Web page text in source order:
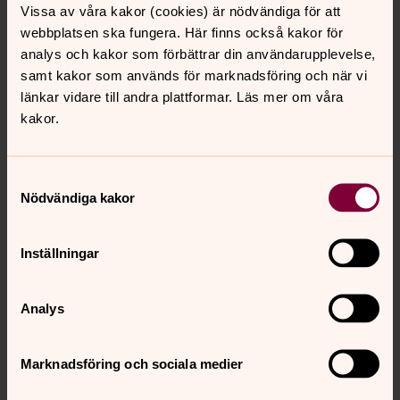
Vissa av våra kakor (cookies) är nödvändiga för att
webbplatsen ska fungera. Här finns också kakor för
analys och kakor som förbättrar din användarupplevelse,
samt kakor som används för marknadsföring och när vi
länkar vidare till andra plattformar. Läs mer om våra
kakor.
Nödvändiga kakor
Inställningar
Analys
Marknadsföring och sociala medier